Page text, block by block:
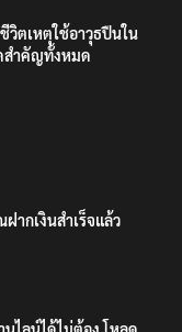
วิตเหตุใช้อาวุธปืนใน
ากเงินสำเร็จแล้ว